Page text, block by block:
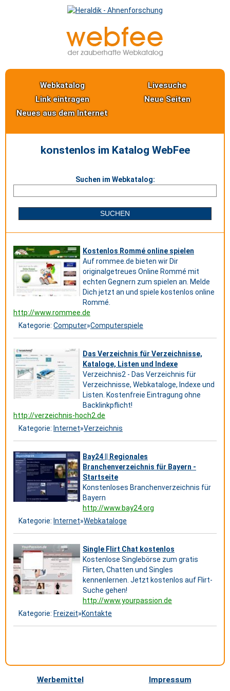
Webkatalog
Livesuche
Link eintragen
Neue Seiten
Neues aus dem Internet
konstenlos im Katalog WebFee
Suchen im Webkatalog:
Kostenlos Rommé online spielen
Auf rommee.de bieten wir Dir
originalgetreues Online Rommé mit
echten Gegnern zum spielen an. Melde
Dich jetzt an und spiele kostenlos online
Rommé.
http://www.rommee.de
Kategorie: Computer»Computerspiele
Das Verzeichnis für Verzeichnisse,
Kataloge, Listen und Indexe
Verzeichnis2 - Das Verzeichnis für
Verzeichnisse, Webkataloge, Indexe und
Listen. Kostenfreie Eintragung ohne
Backlinkpflicht!
http://verzeichnis-hoch2.de
Kategorie: Internet»Verzeichnis
Bay24 || Regionales
Branchenverzeichnis für Bayern -
Startseite
Konstenloses Branchenverzeichnis für
Bayern
http://www.bay24.org
Kategorie: Internet»Webkataloge
Single Flirt Chat kostenlos
Kostenlose Singlebörse zum gratis
Flirten, Chatten und Singles
kennenlernen. Jetzt kostenlos auf Flirt-
Suche gehen!
http://www.yourpassion.de
Kategorie: Freizeit»Kontakte
Werbemittel
Impressum